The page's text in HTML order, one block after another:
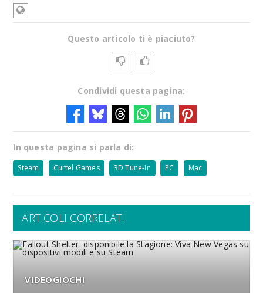
Questo articolo ti è piaciuto?
Condividi questa pagina:
In questa pagina si parla di:
Steam Curtel Games 3D Tune-In PC Mac
ARTICOLI CORRELATI
VIDEOGIOCHI